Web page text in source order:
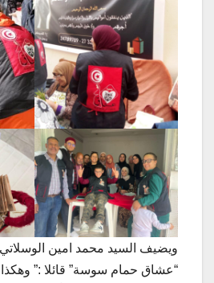
ويضيف السيد محمد امين
“عشاق حمام سوسة” قائلا :”